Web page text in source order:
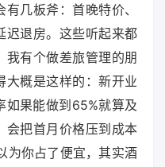
几板斧：首晚特价、
迟退房。这些听起来都
我有个做差旅管理的朋
大概是这样的：新开业
如果能做到65%就算及
会把首月价格压到成本
为你占了便宜，其实酒